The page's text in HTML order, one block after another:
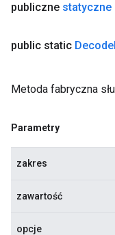
publiczne statyczne
public static Decode
Metoda fabryczna
Parametry
zakres
zawartość
opcje